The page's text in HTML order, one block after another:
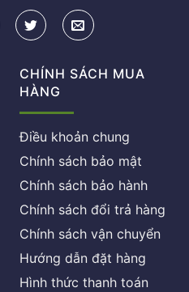
CHÍNH SÁCH MUA
HÀNG
Điều khoản chung
Chính sách bảo mật
Chính sách bảo hành
Chính sách đổi trả hàng
Chính sách vận chuyển
Hướng dẫn đặt hàng
Hình thức thanh toán